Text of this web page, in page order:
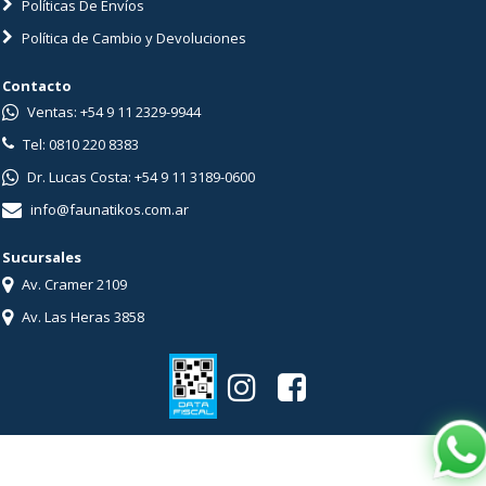
Políticas De Envíos
Política de Cambio y Devoluciones
Contacto
Ventas: +54 9 11 2329-9944
Tel: 0810 220 8383
Dr. Lucas Costa: +54 9 11 3189-0600
info@faunatikos.com.ar
Sucursales
Av. Cramer 2109
Av. Las Heras 3858